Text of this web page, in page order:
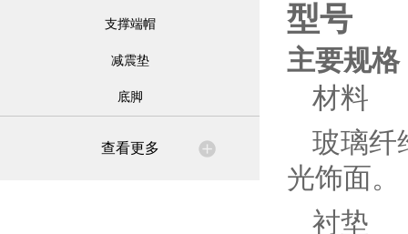
支撑端帽
减震垫
底脚
查看更多
型号
主要规格
材料
玻璃纤
光饰面。
衬垫